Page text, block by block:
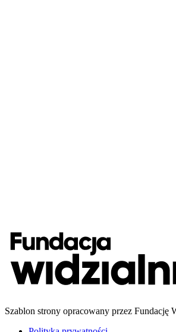
Szablon strony opracowany przez Fundację